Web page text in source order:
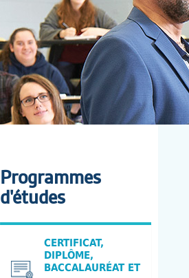
Programmes
d'études
CERTIFICAT,
DIPLÔME,
BACCALAURÉAT ET